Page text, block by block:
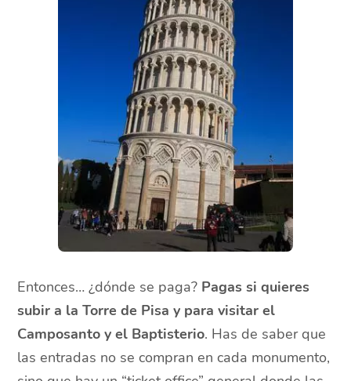
Entonces… ¿dónde se paga? Pagas si quieres
subir a la Torre de Pisa y para visitar el
Camposanto y el Baptisterio. Has de saber que
las entradas no se compran en cada monumento,